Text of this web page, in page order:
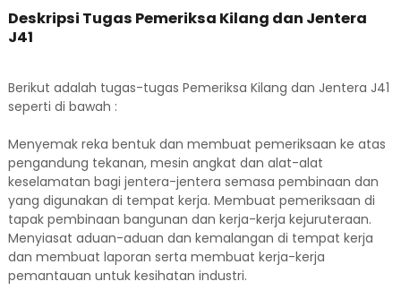
Deskripsi Tugas Pemeriksa Kilang dan Jentera
J41
Berikut adalah tugas-tugas Pemeriksa Kilang dan Jentera J41
seperti di bawah :
Menyemak reka bentuk dan membuat pemeriksaan ke atas
pengandung tekanan, mesin angkat dan alat-alat
keselamatan bagi jentera-jentera semasa pembinaan dan
yang digunakan di tempat kerja. Membuat pemeriksaan di
tapak pembinaan bangunan dan kerja-kerja kejuruteraan.
Menyiasat aduan-aduan dan kemalangan di tempat kerja
dan membuat laporan serta membuat kerja-kerja
pemantauan untuk kesihatan industri.